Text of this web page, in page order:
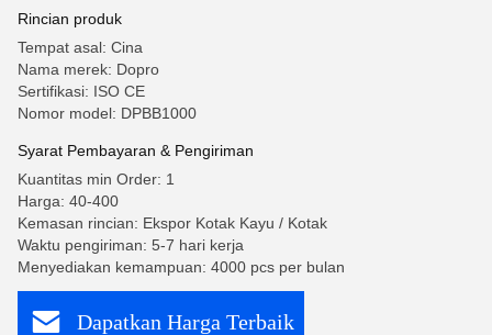
Rincian produk
Tempat asal: Cina
Nama merek: Dopro
Sertifikasi: ISO CE
Nomor model: DPBB1000
Syarat Pembayaran & Pengiriman
Kuantitas min Order: 1
Harga: 40-400
Kemasan rincian: Ekspor Kotak Kayu / Kotak
Waktu pengiriman: 5-7 hari kerja
Menyediakan kemampuan: 4000 pcs per bulan
Dapatkan Harga Terbaik